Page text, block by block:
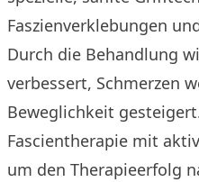
Faszienverklebungen
Durch die Behandlung
verbessert, Schmerzen
Beweglichkeit
Fascientherapie mit
um den Therapieerfolg